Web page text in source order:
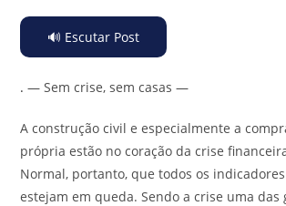
🔊 Escutar Post
. — Sem crise, sem casas —
A construção civil e especialmente a
própria estão no coração da crise
Normal, portanto, que todos os
estejam em queda. Sendo a crise uma das